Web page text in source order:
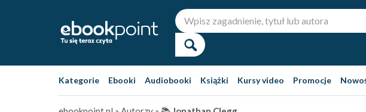
Kategorie Ebooki Audiobooki Książki Kursy video Promocje